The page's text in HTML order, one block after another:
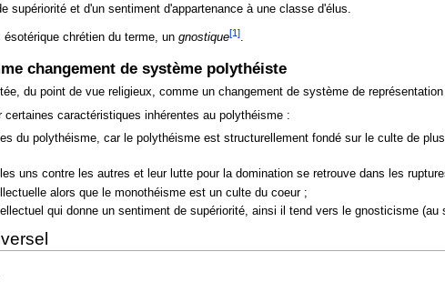
supériorité et d'un sentiment d'appartenance à une classe d'élus.
chrétien du terme, un gnostique[1].
changement de système polythéiste
du point de vue religieux, comme un changement de système de
caractéristiques inhérentes au polythéisme :
du polythéisme, car le polythéisme est structurellement fondé sur le culte de
uns contre les autres et leur lutte pour la domination se retrouve dans les
alors que le monothéisme est un culte du coeur ;
qui donne un sentiment de supériorité, ainsi il tend vers le gnosticisme (au